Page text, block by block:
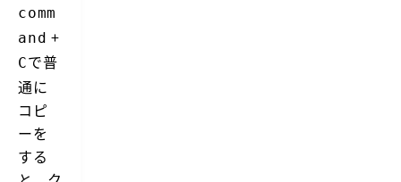
comm
and +
Cで普
通に
コピ
ーを
する